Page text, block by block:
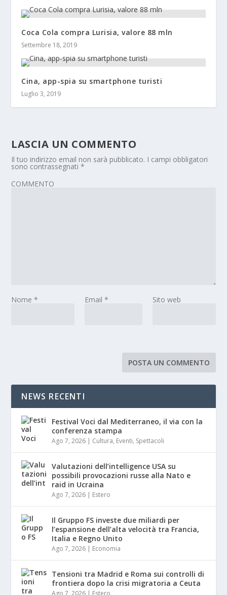
Coca Cola compra Lurisia, valore 88 mln
Settembre 18, 2019
Cina, app-spia su smartphone turisti
Luglio 3, 2019
LASCIA UN COMMENTO
Il tuo indirizzo email non sarà pubblicato. I campi obbligatori
sono contrassegnati*
COMMENTO
Nome* Email * Sito web
NEWS RECENTI
Festival Voci dal Mediterraneo, il via con la
conferenza stampa
Ago 7, 2026 | Cultura, Eventi, Spettacoli
Valutazioni dell’intelligence USA su
possibili provocazioni russe alla Nato e
raid in Ucraina
Ago 7, 2026 | Estero
Il Gruppo FS investe due miliardi per
l’espansione dell’alta velocità tra Francia,
Italia e Regno Unito
Ago 7, 2026 | Economia
Tensioni tra Madrid e Roma sui controlli di
frontiera dopo la crisi migratoria a Ceuta
Ago 7, 2026 | Estero